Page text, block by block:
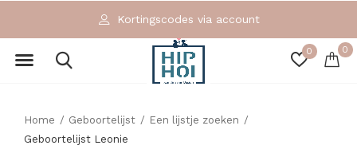
0 0
Kortingscodes via account
Home Geboortelijst
Een lijstje zoeken
Geboortelijst Leonie